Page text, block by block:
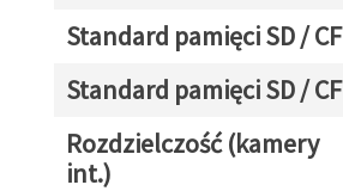
Standard pamięci SD / CF
Standard pamięci SD / CF
Rozdzielczość (kamery
int.)